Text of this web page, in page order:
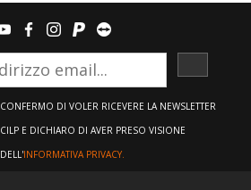
youtubefacebook
instagram
paypalteamviewer
CONFERMO DI VOLER RICEVERE LA NEWSLETTER
CILP E DICHIARO DI AVER PRESO VISIONE
DELL'INFORMATIVA PRIVACY.